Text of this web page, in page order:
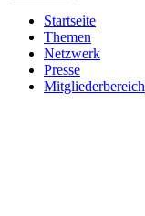
Startseite
Themen
Netzwerk
Presse
Mitgliederbereich